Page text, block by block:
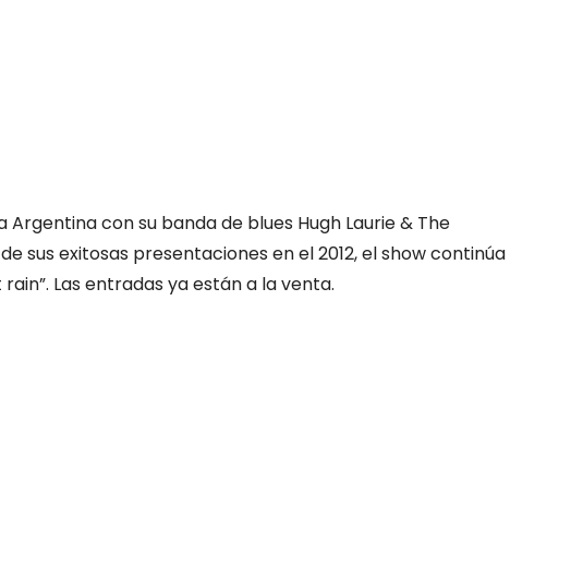
con su banda de blues Hugh Laurie & The
sus exitosas presentaciones en el 2012, el show continúa
Las entradas ya están a la venta.